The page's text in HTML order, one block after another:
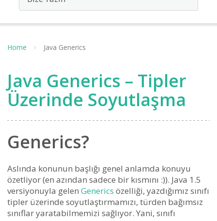
Home Java Generics
Java Generics – Tipler
Üzerinde Soyutlaşma
Generics?
Aslında konunun başlığı genel anlamda konuyu
özetliyor (en azından sadece bir kısmını :)). Java 1.5
versiyonuyla gelen Generics özelliği, yazdığımız sınıfı
tipler üzerinde soyutlaştırmamızı, türden bağımsız
sınıflar yaratabilmemizi sağlıyor. Yani, sınıfı